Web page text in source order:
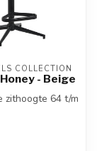
COLLECTION
- Beige
zithoogte 64 t/m